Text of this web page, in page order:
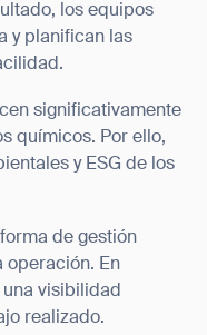
los equipos
y planifican las
significativamente
químicos. Por ello,
y ESG de los
de gestión
operación. En
visibilidad
realizado.